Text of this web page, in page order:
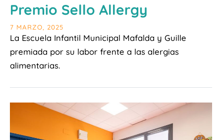
Premio Sello Allergy
7 MARZO, 2025
La Escuela Infantil Municipal Mafalda y Guille
premiada por su labor frente a las alergias
alimentarias.